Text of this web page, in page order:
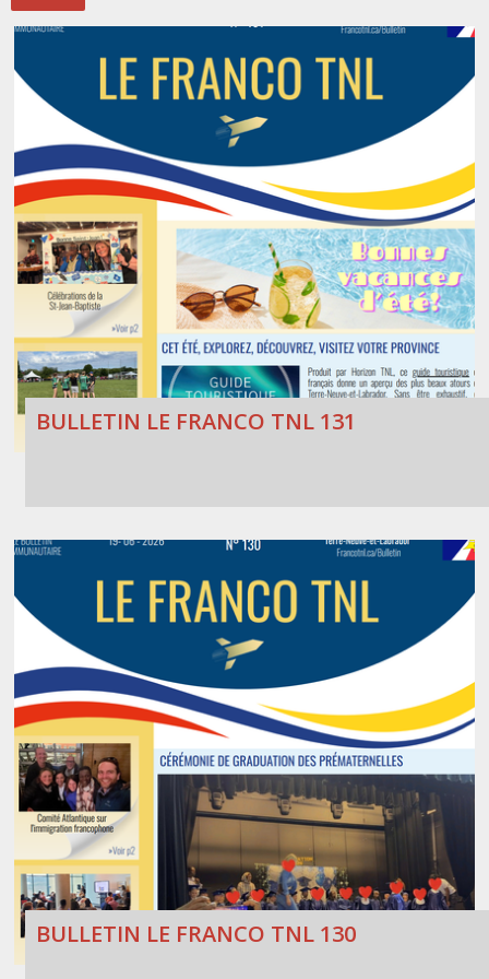
Stacy Smith
Nancy Dillon
Clare Halleran
Joseph Kayumba
Dominic Demers
Yulia Kudryakova
BULLETIN LE FRANCO TNL 131
BULLETIN LE FRANCO TNL 130